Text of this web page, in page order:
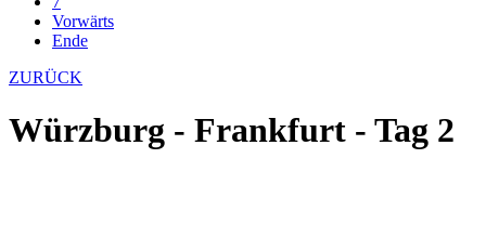
Vorwärts
Ende
ZURÜCK
Würzburg - Frankfurt - Tag 2